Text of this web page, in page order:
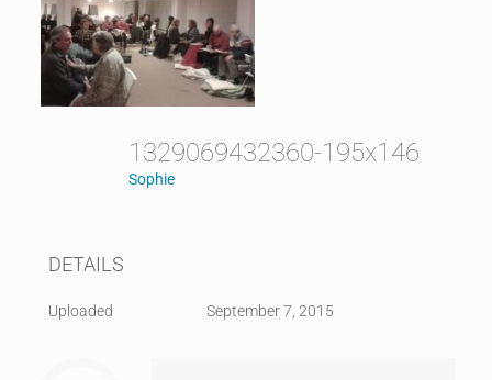
1329069432360-195x146
Sophie
DETAILS
Uploaded September 7, 2015